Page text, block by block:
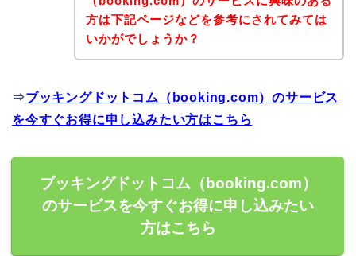
方は下記ページなどを参考にされてみては
いかがでしょうか？
⇒ブッキングドットコム（booking.com）のサービス
を今すぐお得に申し込みたい方はこちら
ブッキングドットコム（booking.com）
のサービスを今すぐお得に申し込みたい
方はこちら